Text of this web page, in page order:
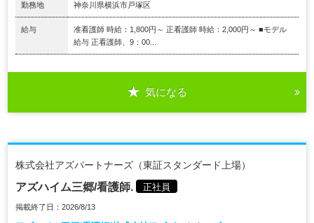
勤務地 神奈川県横浜市戸塚区
給与
准看護師 時給：1,800円～ 正看護師 時給：2,000円～ ■モデル
給与 正看護師、9：00...
気になる
株式会社アズパートナーズ（東証スタンダード上場）
アズハイム三郷/看護師. 正社員
掲載終了日：2026/8/13